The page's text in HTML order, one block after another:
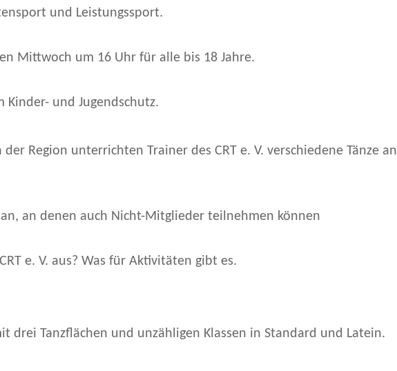
und Leistungssport.
Mittwoch um 16 Uhr für alle bis 18 Jahre.
Kinder- und Jugendschutz.
Region unterrichten Trainer des CRT e. V. verschiedene Tänze an
an, an denen auch Nicht-Mitglieder teilnehmen können
e. V. aus? Was für Aktivitäten gibt es.
drei Tanzflächen und unzähligen Klassen in Standard und Latein.